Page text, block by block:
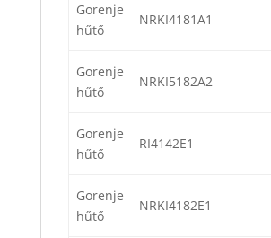
Gorenje
hűtő
NRKI4181A1
Gorenje
hűtő
NRKI5182A2
Gorenje
hűtő
RI4142E1
Gorenje
hűtő
NRKI4182E1